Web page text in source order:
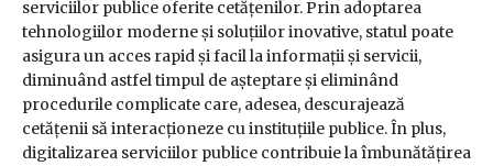
serviciilor publice oferite cetățenilor. Prin adoptarea
tehnologiilor moderne și soluțiilor inovative, statul poate
asigura un acces rapid și facil la informații și servicii,
diminuând astfel timpul de așteptare și eliminând
procedurile complicate care, adesea, descurajează
cetățenii să interacționeze cu instituțiile publice. În plus,
digitalizarea serviciilor publice contribuie la îmbunătățirea